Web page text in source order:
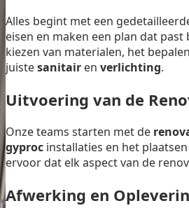
Alles begint met een
eisen en maken een plan dat
kiezen van materialen, het
juistesanitair en verlichting.
Uitvoering van de
Onze teams starten met de
gyproc installaties en het
ervoor dat elk aspect van de
Afwerking en